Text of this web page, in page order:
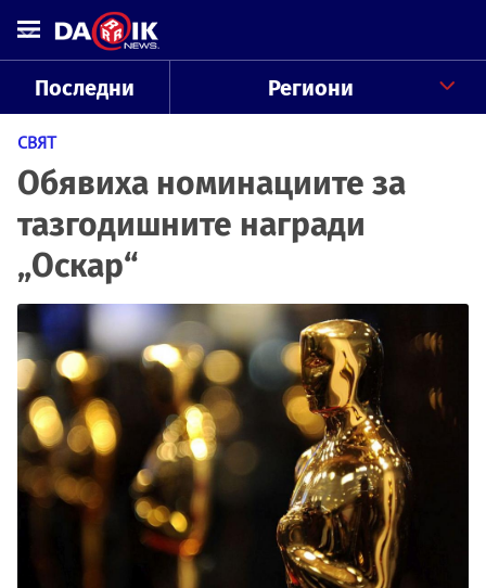
Последни Региони
СВЯТ
Обявиха номинациите за
тазгодишните награди
„Оскар“